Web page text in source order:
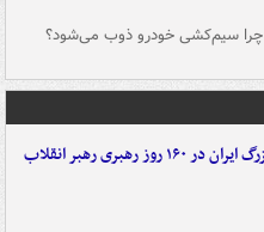
چرا سیم‌کشی خودرو ذوب می‌شود؟